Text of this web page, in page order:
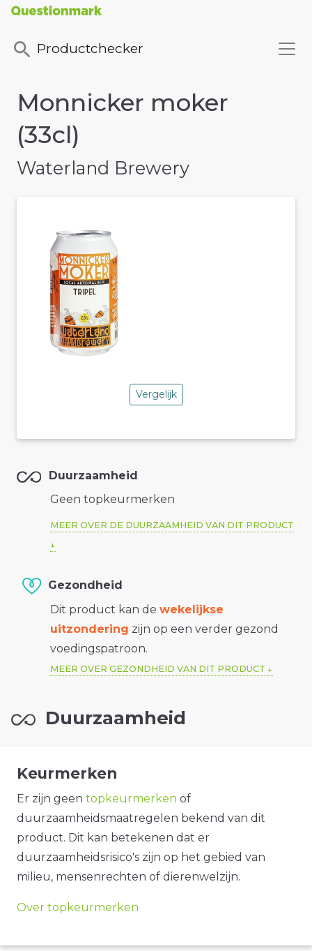
Productchecker
Monnicker moker
(33cl)
Waterland Brewery
Vergelijk
Duurzaamheid
Geen topkeurmerken
MEER OVER DE DUURZAAMHEID VAN DIT PRODUCT
Gezondheid
Dit product kan de wekelijkse
uitzondering zijn op een verder gezond
voedingspatroon.
MEER OVER GEZONDHEID VAN DIT PRODUCT
Duurzaamheid
Keurmerken
Er zijn geen topkeurmerken of
duurzaamheidsmaatregelen bekend van dit
product. Dit kan betekenen dat er
duurzaamheidsrisico's zijn op het gebied van
milieu, mensenrechten of dierenwelzijn.
Over topkeurmerken